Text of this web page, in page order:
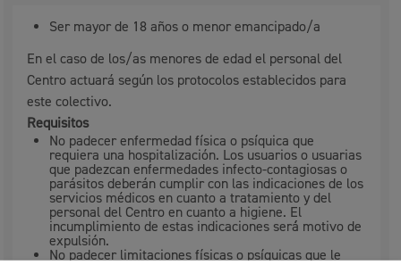
Ser mayor de 18 años o menor emancipado/a
En el caso de los/as menores de edad el personal del
Centro actuará según los protocolos establecidos para
este colectivo.
Requisitos
No padecer enfermedad física o psíquica que
requiera una hospitalización. Los usuarios o usuarias
que padezcan enfermedades infecto-contagiosas o
parásitos deberán cumplir con las indicaciones de los
servicios médicos en cuanto a tratamiento y del
personal del Centro en cuanto a higiene. El
incumplimiento de estas indicaciones será́ motivo de
expulsión.
No padecer limitaciones físicas o psíquicas que le